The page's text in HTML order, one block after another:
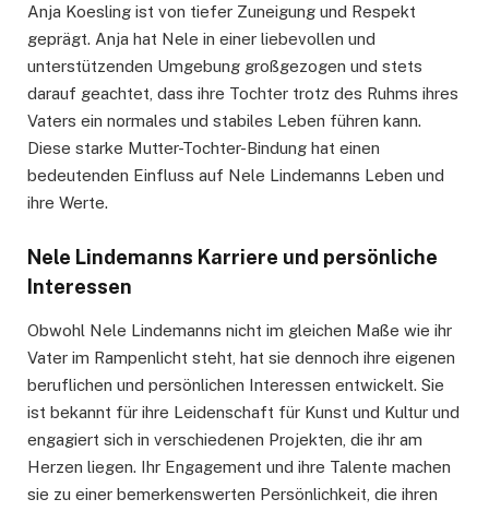
Anja Koesling ist von tiefer Zuneigung und Respekt
geprägt. Anja hat Nele in einer liebevollen und
unterstützenden Umgebung großgezogen und stets
darauf geachtet, dass ihre Tochter trotz des Ruhms ihres
Vaters ein normales und stabiles Leben führen kann.
Diese starke Mutter-Tochter-Bindung hat einen
bedeutenden Einfluss auf Nele Lindemanns Leben und
ihre Werte.
Nele Lindemanns Karriere und persönliche
Interessen
Obwohl Nele Lindemanns nicht im gleichen Maße wie ihr
Vater im Rampenlicht steht, hat sie dennoch ihre eigenen
beruflichen und persönlichen Interessen entwickelt. Sie
ist bekannt für ihre Leidenschaft für Kunst und Kultur und
engagiert sich in verschiedenen Projekten, die ihr am
Herzen liegen. Ihr Engagement und ihre Talente machen
sie zu einer bemerkenswerten Persönlichkeit, die ihren